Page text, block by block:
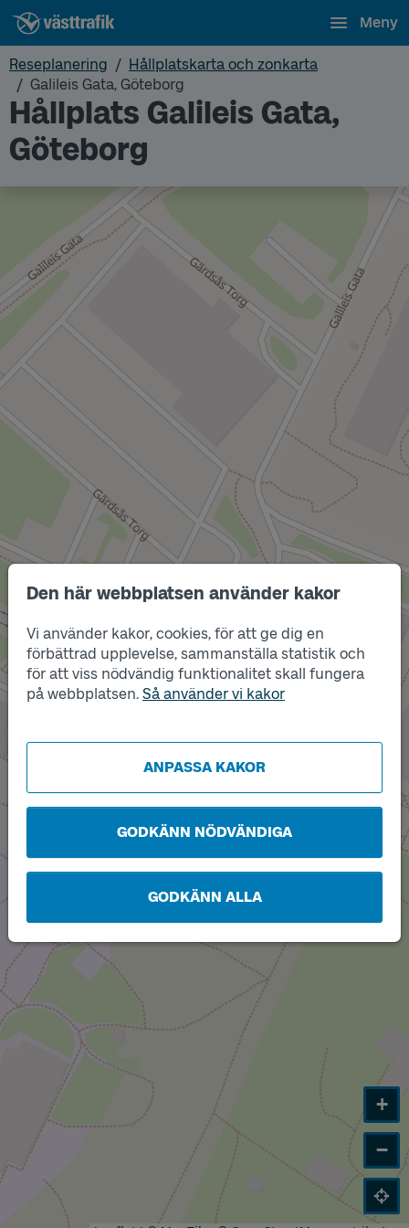
Den här webbplatsen använder kakor
Vi använder kakor, cookies, för att ge dig en
förbättrad upplevelse, sammanställa statistik och
för att viss nödvändig funktionalitet skall fungera
på webbplatsen. Så använder vi kakor
ANPASSA KAKOR
GODKÄNN NÖDVÄNDIGA
GODKÄNN ALLA
Meny
Reseplanering
Hållplatskarta och zonkarta
Galileis Gata, Göteborg
Hållplats Galileis Gata,
Göteborg
Läge
A
Läge
B
+
−